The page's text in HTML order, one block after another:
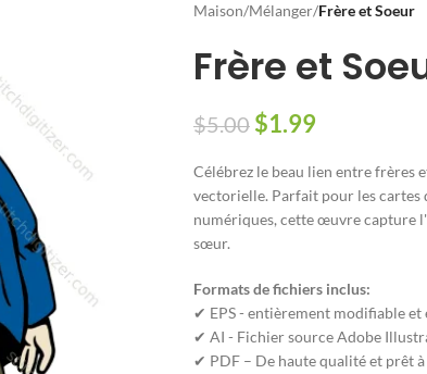
Maison/Mélanger/Frère et Soeur
Frère et
$5.00 $1.99
Célébrez le beau lien entre frères
vectorielle. Parfait pour les
numériques, cette œuvre capture
sœur.
Formats de fichiers inclus:
✔ EPS - entièrement modifiable
✔ AI - Fichier source Adobe
✔ PDF – De haute qualité et prêt